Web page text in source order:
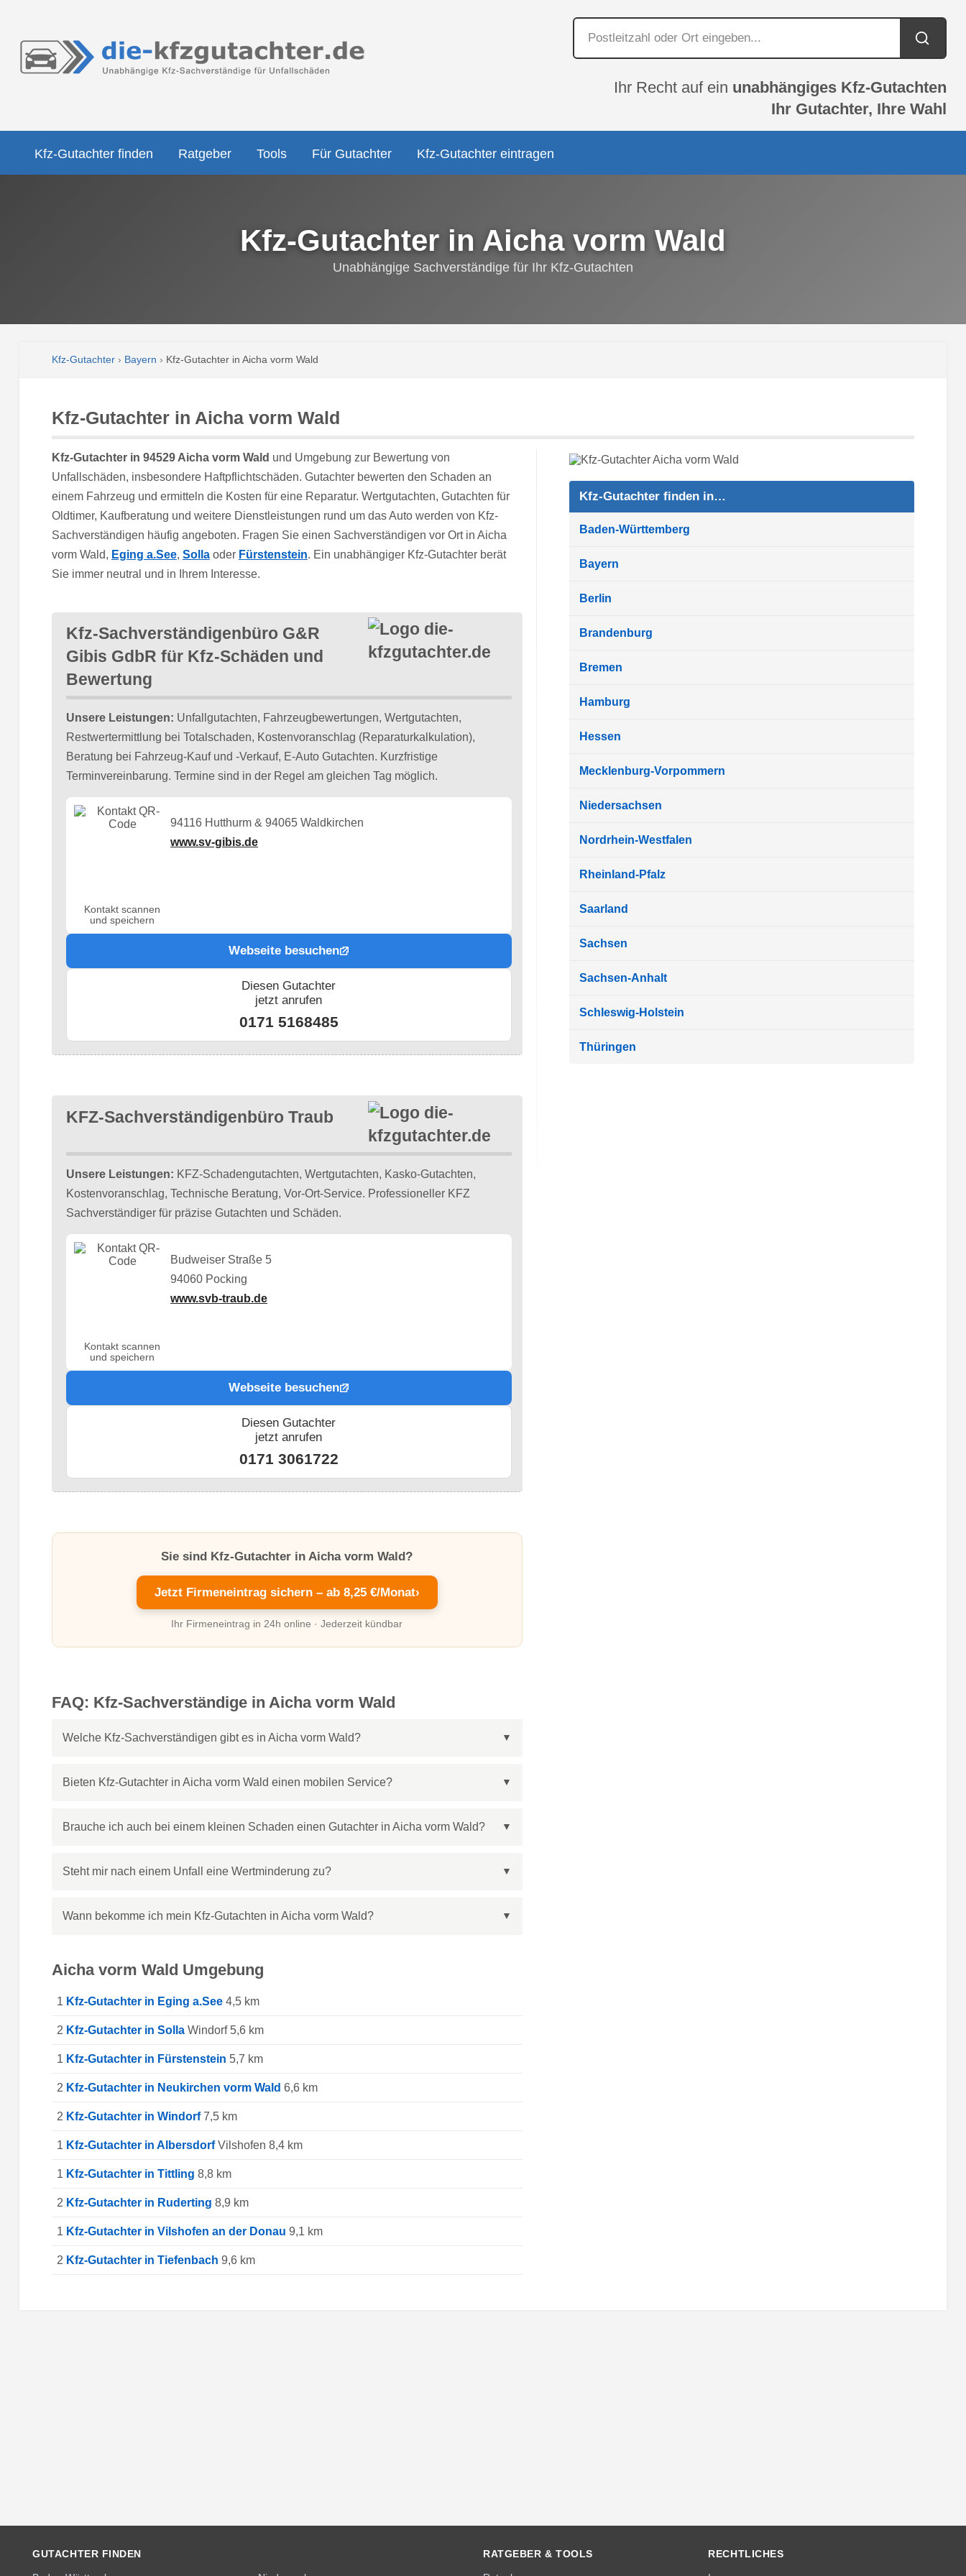
Ihr Recht auf ein unabhängiges Kfz-Gutachten
Ihr Gutachter, Ihre Wahl
Kfz-Gutachter finden Ratgeber Tools Für Gutachter Kfz-Gutachter eintragen
Kfz-Gutachter in Aicha vorm Wald
Unabhängige Sachverständige für Ihr Kfz-Gutachten
Kfz-Gutachter› Bayern › Kfz-Gutachter in Aicha vorm Wald
Kfz-Gutachter in Aicha vorm Wald
Kfz-Gutachter in 94529 Aicha vorm Wald und Umgebung zur Bewertung von
Unfallschäden, insbesondere Haftpflichtschäden. Gutachter bewerten den Schaden an
einem Fahrzeug und ermitteln die Kosten für eine Reparatur. Wertgutachten, Gutachten für
Oldtimer, Kaufberatung und weitere Dienstleistungen rund um das Auto werden von Kfz-
Sachverständigen häufig angeboten. Fragen Sie einen Sachverständigen vor Ort in Aicha
vorm Wald, Eging a.See, Sollaoder Fürstenstein. Ein unabhängiger Kfz-Gutachter berät
Sie immer neutral und in Ihrem Interesse.
Kfz-Sachverständigenbüro G&R
Gibis GdbR für Kfz-Schäden und
Bewertung
Unsere Leistungen: Unfallgutachten, Fahrzeugbewertungen, Wertgutachten,
Restwertermittlung bei Totalschaden, Kostenvoranschlag (Reparaturkalkulation),
Beratung bei Fahrzeug-Kauf und -Verkauf, E-Auto Gutachten. Kurzfristige
Terminvereinbarung. Termine sind in der Regel am gleichen Tag möglich.
Kontakt scannen
und speichern
94116 Hutthurm & 94065 Waldkirchen
www.sv-gibis.de
Webseite besuchen
Diesen Gutachter
jetzt anrufen
0171 5168485
KFZ-Sachverständigenbüro Traub
Unsere Leistungen: KFZ-Schadengutachten, Wertgutachten, Kasko-Gutachten,
Kostenvoranschlag, Technische Beratung, Vor-Ort-Service. Professioneller KFZ
Sachverständiger für präzise Gutachten und Schäden.
Kontakt scannen
und speichern
Budweiser Straße 5
94060 Pocking
www.svb-traub.de
Webseite besuchen
Diesen Gutachter
jetzt anrufen
0171 3061722
Sie sind Kfz-Gutachter in Aicha vorm Wald?
Jetzt Firmeneintrag sichern – ab 8,25 €/Monat›
Ihr Firmeneintrag in 24h online · Jederzeit kündbar
FAQ: Kfz-Sachverständige in Aicha vorm Wald
Welche Kfz-Sachverständigen gibt es in Aicha vorm Wald?
Bieten Kfz-Gutachter in Aicha vorm Wald einen mobilen Service?
Brauche ich auch bei einem kleinen Schaden einen Gutachter in Aicha vorm Wald?
Steht mir nach einem Unfall eine Wertminderung zu?
Wann bekomme ich mein Kfz-Gutachten in Aicha vorm Wald?
Aicha vorm Wald Umgebung
1 Kfz-Gutachter in Eging a.See4,5 km
2 Kfz-Gutachter in SollaWindorf 5,6 km
1 Kfz-Gutachter in Fürstenstein 5,7 km
2 Kfz-Gutachter in Neukirchen vorm Wald 6,6 km
2 Kfz-Gutachter in Windorf7,5 km
1 Kfz-Gutachter in AlbersdorfVilshofen 8,4 km
1 Kfz-Gutachter in Tittling 8,8 km
2 Kfz-Gutachter in Ruderting 8,9 km
1 Kfz-Gutachter in Vilshofen an der Donau 9,1 km
2 Kfz-Gutachter in Tiefenbach 9,6 km
Kfz-Gutachter finden in…
Baden-Württemberg
Bayern
Berlin
Brandenburg
Bremen
Hamburg
Hessen
Mecklenburg-Vorpommern
Niedersachsen
Nordrhein-Westfalen
Rheinland-Pfalz
Saarland
Sachsen
Sachsen-Anhalt
Schleswig-Holstein
Thüringen
GUTACHTER FINDEN RATGEBER & TOOLS RECHTLICHES